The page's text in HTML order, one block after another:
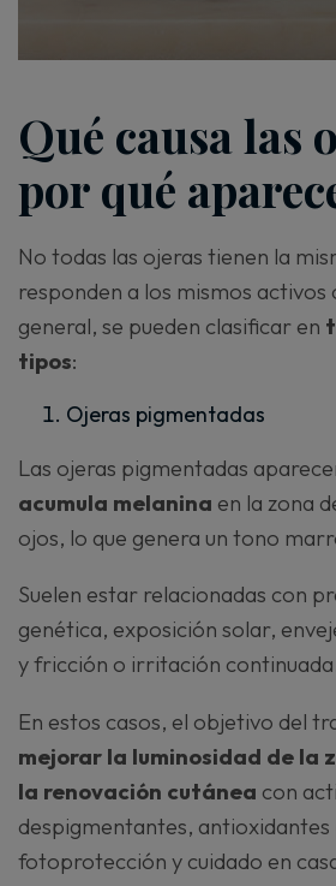
Qué causa las
por qué
No todas las ojeras tienen la
responden a los mismos activos
general, se pueden clasificar en
tipos:
Ojeras pigmentadas
Las ojeras pigmentadas
acumula melanina en la zona
ojos, lo que genera un tono
Suelen estar relacionadas con
genética, exposición solar,
y fricción o irritación
En estos casos, el objetivo del
mejorar la luminosidad de la
la renovación cutánea con
despigmentantes,
fotoprotección y cuidado en